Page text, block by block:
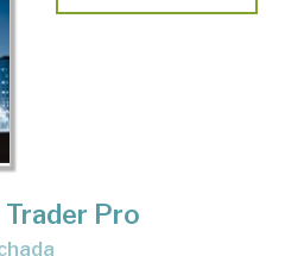
Trader Pro